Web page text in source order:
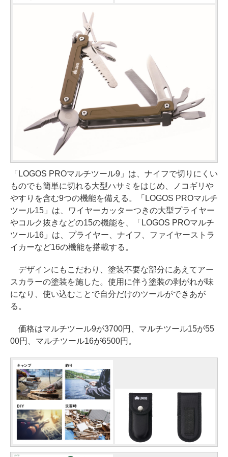
「LOGOS PROマルチツール9」は、ナイフで切りにくい
ものでも簡単に切れる大型ハサミをはじめ、ノコギリや
やすりを含む9つの機能を備える。「LOGOS PROマルチ
ツール15」は、ワイヤーカッターつきの大型プライヤー
やコルク抜きなどの15の機能を、「LOGOS PROマルチ
ツール16」は、プライヤー、ナイフ、ファイヤーストラ
イカーなど16の機能を搭載する。
デザインにもこだわり、塗装不要な部分にあえてアー
スカラーの塗装を施した。使用に伴う塗装の剥がれが味
になり、使い込むことで自分だけのツールができあが
る。
価格はマルチツール9が3700円、マルチツール15が55
00円、マルチツール16が6500円。